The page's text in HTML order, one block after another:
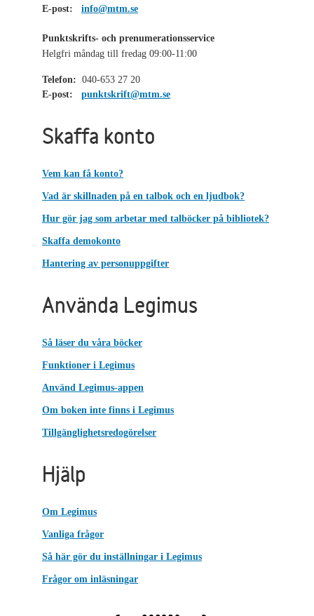
E-post:
info@mtm.se
Punktskrifts- och prenumerationsservice
Helgfri måndag till fredag 09:00-11:00
Telefon: 040-653 27 20
E-post:
punktskrift@mtm.se
Skaffa konto
Vem kan få konto?
Vad är skillnaden på en talbok och en ljudbok?
Hur gör jag som arbetar med talböcker på bibliotek?
Skaffa demokonto
Hantering av personuppgifter
Använda Legimus
Så läser du våra böcker
Funktioner i Legimus
Använd Legimus-appen
Om boken inte finns i Legimus
Tillgänglighetsredogörelser
Hjälp
Om Legimus
Vanliga frågor
Så här gör du inställningar i Legimus
Frågor om inläsningar